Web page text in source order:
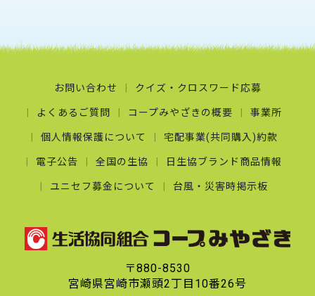
お問い合わせ クイズ・クロスワード応募
よくあるご質問 コープみやざきの概要 事業所
個人情報保護について 宅配事業(共同購入)約款
電子公告 全国の生協 日生協ブランド商品情報
ユニセフ募金について 台風・災害時掲示板
〒880-8530
宮崎県宮崎市瀬頭2丁目10番26号